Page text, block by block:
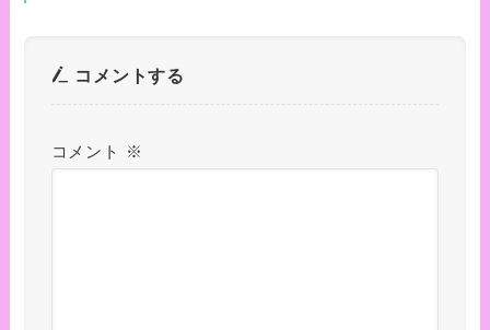
コメントする
コメント ※